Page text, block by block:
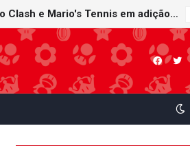
Nintendo Music recebe trilhas sonoras de Virtual Boy Wario Land, Mario Clash e Mario's Tennis em adição histórica ao catálogo